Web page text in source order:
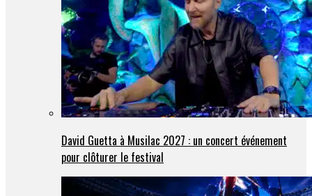
David Guetta à Musilac 2027 : un concert événement
pour clôturer le festival